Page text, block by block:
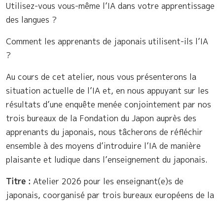
Utilisez-vous vous-même l’IA dans votre apprentissage
des langues ?
Comment les apprenants de japonais utilisent-ils l’IA
?
Au cours de cet atelier, nous vous présenterons la
situation actuelle de l’IA et, en nous appuyant sur les
résultats d’une enquête menée conjointement par nos
trois bureaux de la Fondation du Japon auprès des
apprenants du japonais, nous tâcherons de réfléchir
ensemble à des moyens d’introduire l’IA de manière
plaisante et ludique dans l’enseignement du japonais.
Titre : Atelier 2026 pour les enseignant(e)s de
japonais, coorganisé par trois bureaux européens de la